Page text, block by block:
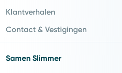
Klantverhalen
Contact & Vestigingen
Samen Slimmer